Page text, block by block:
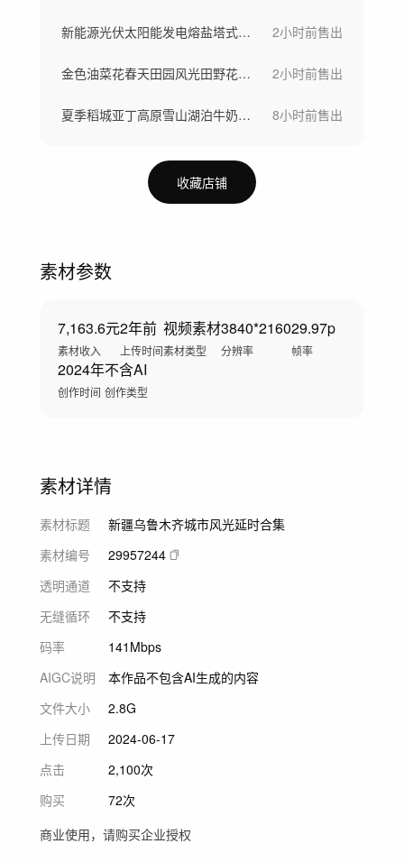
新能源光伏太阳能发电熔盐塔式光热电站储能 2小时前售出
金色油菜花春天田园风光田野花海花田航拍 2小时前售出
夏季稻城亚丁高原雪山湖泊牛奶海航拍延时 8小时前售出
收藏店铺
素材参数
7,163.6元
素材收入
2年前
上传时间
视频素材
素材类型
3840*2160
分辨率
29.97p
帧率
2024年
创作时间
不含AI
创作类型
素材详情
素材标题
新疆乌鲁木齐城市风光延时合集
素材编号
29957244
透明通道
不支持
无缝循环
不支持
码率
141Mbps
AIGC说明
本作品不包含AI生成的内容
文件大小
2.8G
上传日期
2024-06-17
点击
2,100次
购买
72次
商业使用，请购买企业授权